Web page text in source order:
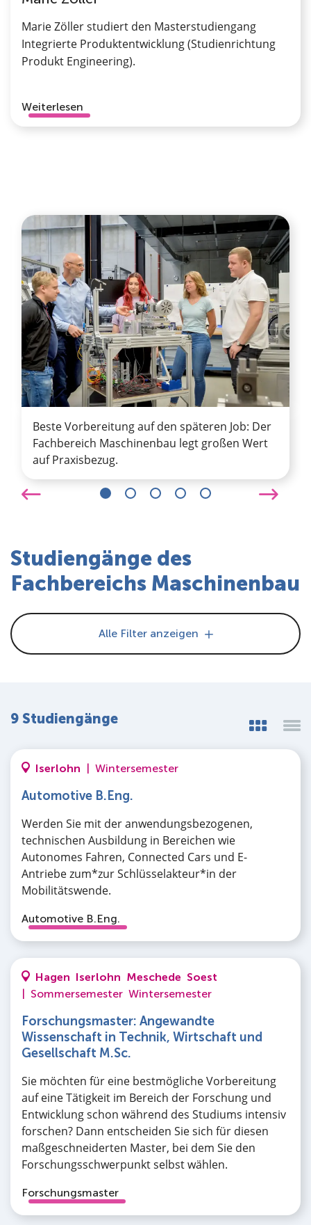
Marie Zöller studiert den Masterstudiengang
Integrierte Produktentwicklung (Studienrichtung
Produkt Engineering).
Weiterlesen
Beste Vorbereitung auf den späteren Job: Der
Fachbereich Maschinenbau legt großen Wert
auf Praxisbezug.
Studiengänge des
Fachbereichs Maschinenbau
Alle Filter anzeigen
9 Studiengänge
Iserlohn Wintersemester
Automotive B.Eng.
Werden Sie mit der anwendungsbezogenen,
technischen Ausbildung in Bereichen wie
Autonomes Fahren, Connected Cars und E-
Antriebe zum*zur Schlüsselakteur*in der
Mobilitätswende.
Automotive B.Eng.
Hagen Iserlohn Meschede Soest
Sommersemester Wintersemester
Forschungsmaster: Angewandte
Wissenschaft in Technik, Wirtschaft und
Gesellschaft M.Sc.
Sie möchten für eine bestmögliche Vorbereitung
auf eine Tätigkeit im Bereich der Forschung und
Entwicklung schon während des Studiums intensiv
forschen? Dann entscheiden Sie sich für diesen
maßgeschneiderten Master, bei dem Sie den
Forschungsschwerpunkt selbst wählen.
Forschungsmaster